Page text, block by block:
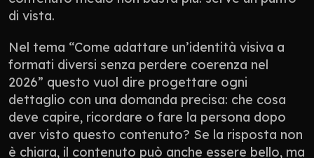
di vista.
Nel tema “Come adattare un’identità visiva a
formati diversi senza perdere coerenza nel
2026” questo vuol dire progettare ogni
dettaglio con una domanda precisa: che cosa
deve capire, ricordare o fare la persona dopo
aver visto questo contenuto? Se la risposta non
è chiara, il contenuto può anche essere bello, ma